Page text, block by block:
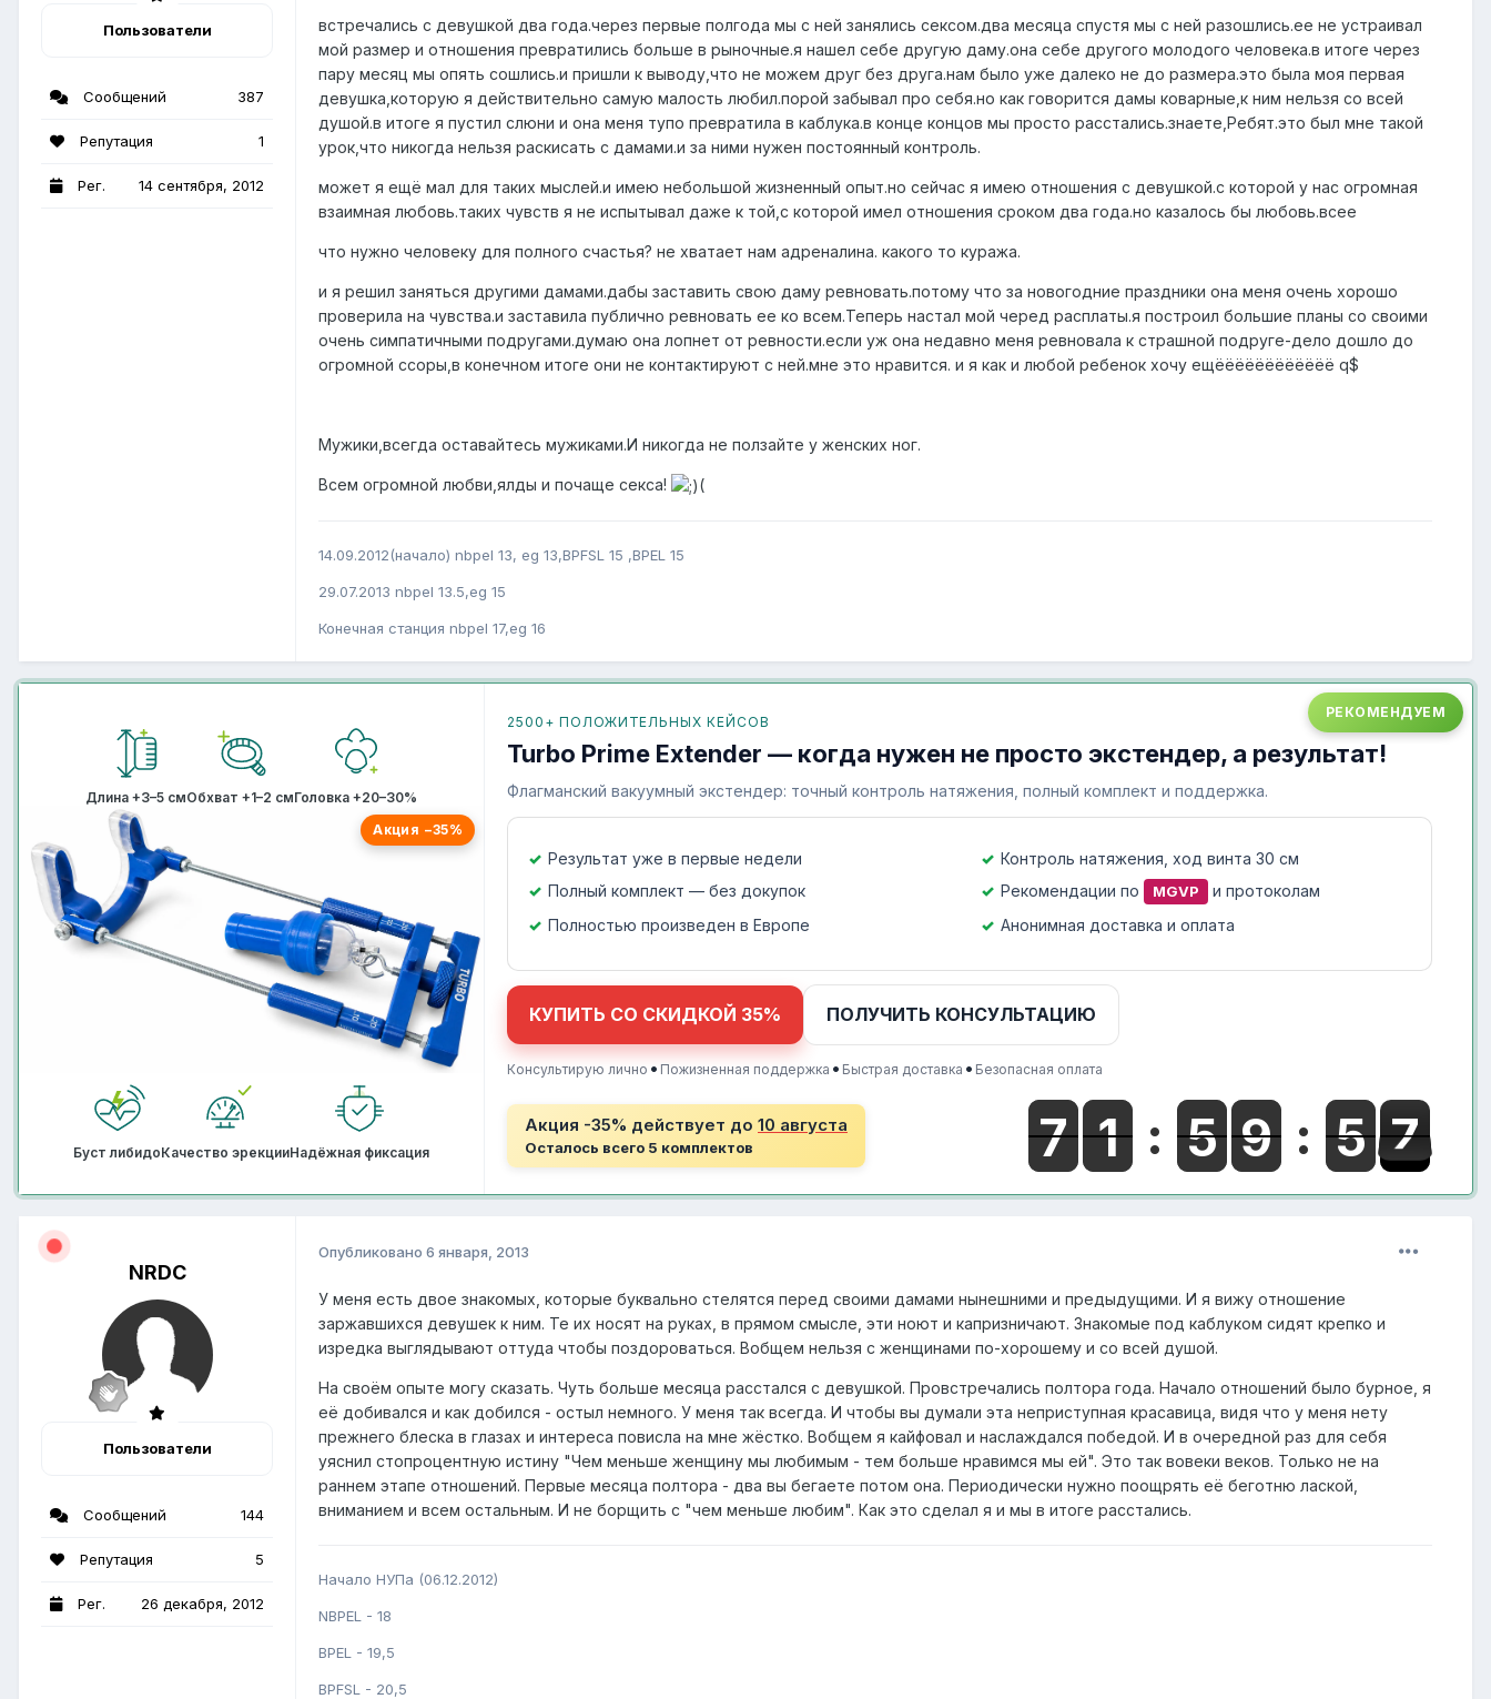
Пользователи
Сообщений 387
Репутация 1
Рег. 14 сентября, 2012
встречались с девушкой два года.через первые полгода мы с ней занялись сексом.два месяца спустя мы с ней разошлись.ее не устраивал
мой размер и отношения превратились больше в рыночные.я нашел себе другую даму.она себе другого молодого человека.в итоге через
пару месяц мы опять сошлись.и пришли к выводу,что не можем друг без друга.нам было уже далеко не до размера.это была моя первая
девушка,которую я действительно самую малость любил.порой забывал про себя.но как говорится дамы коварные,к ним нельзя со всей
душой.в итоге я пустил слюни и она меня тупо превратила в каблука.в конце концов мы просто расстались.знаете,Ребят.это был мне такой
урок,что никогда нельзя раскисать с дамами.и за ними нужен постоянный контроль.
может я ещё мал для таких мыслей.и имею небольшой жизненный опыт.но сейчас я имею отношения с девушкой.с которой у нас огромная
взаимная любовь.таких чувств я не испытывал даже к той,с которой имел отношения сроком два года.но казалось бы любовь.всее
что нужно человеку для полного счастья? не хватает нам адреналина. какого то куража.
и я решил заняться другими дамами.дабы заставить свою даму ревновать.потому что за новогодние праздники она меня очень хорошо
проверила на чувства.и заставила публично ревновать ее ко всем.Теперь настал мой черед расплаты.я построил большие планы со своими
очень симпатичными подругами.думаю она лопнет от ревности.если уж она недавно меня ревновала к страшной подруге-дело дошло до
огромной ссоры,в конечном итоге они не контактируют с ней.мне это нравится. и я как и любой ребенок хочу ещёёёёёёёёёёёё q$
Мужики,всегда оставайтесь мужиками.И никогда не ползайте у женских ног.
Всем огромной любви,ялды и почаще секса! (
14.09.2012(начало) nbpel 13, eg 13,BPFSL 15 ,BPEL 15
29.07.2013 nbpel 13.5,eg 15
Конечная станция nbpel 17,eg 16
Длина +3–5 смОбхват +1–2 смГоловка +20–30%
Акция −35%
Буст либидоКачество эрекцииНадёжная фиксация
РЕКОМЕНДУЕМ
2500+ ПОЛОЖИТЕЛЬНЫХ КЕЙСОВ
Turbo Prime Extender — когда нужен не просто экстендер, а результат!
Флагманский вакуумный экстендер: точный контроль натяжения, полный комплект и поддержка.
Результат уже в первые недели
Контроль натяжения, ход винта 30 см
Полный комплект — без докупок
Рекомендации по MGVP
и протоколам
Полностью произведен в Европе
Анонимная доставка и оплата
КУПИТЬ СО СКИДКОЙ 35% ПОЛУЧИТЬ КОНСУЛЬТАЦИЮ
Консультирую лично • Пожизненная поддержка • Быстрая доставка • Безопасная оплата
Акция -35% действует до 10 августа
Осталось всего 5 комплектов
NRDC
Пользователи
Сообщений 144
Репутация 5
Рег. 26 декабря, 2012
Опубликовано 6 января, 2013
У меня есть двое знакомых, которые буквально стелятся перед своими дамами нынешними и предыдущими. И я вижу отношение
заржавшихся девушек к ним. Те их носят на руках, в прямом смысле, эти ноют и капризничают. Знакомые под каблуком сидят крепко и
изредка выглядывают оттуда чтобы поздороваться. Вобщем нельзя с женщинами по-хорошему и со всей душой.
На своём опыте могу сказать. Чуть больше месяца расстался с девушкой. Провстречались полтора года. Начало отношений было бурное, я
её добивался и как добился - остыл немного. У меня так всегда. И чтобы вы думали эта неприступная красавица, видя что у меня нету
прежнего блеска в глазах и интереса повисла на мне жёстко. Вобщем я кайфовал и наслаждался победой. И в очередной раз для себя
уяснил стопроцентную истину "Чем меньше женщину мы любимым - тем больше нравимся мы ей". Это так вовеки веков. Только не на
раннем этапе отношений. Первые месяца полтора - два вы бегаете потом она. Периодически нужно поощрять её беготню лаской,
вниманием и всем остальным. И не борщить с "чем меньше любим". Как это сделал я и мы в итоге расстались.
Начало НУПа (06.12.2012)
NBPEL - 18
BPEL - 19,5
BPFSL - 20,5